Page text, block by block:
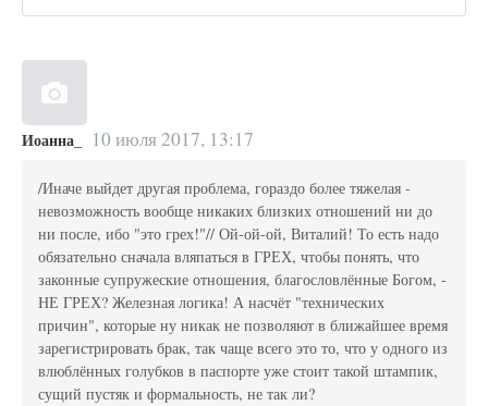
Иоанна_ 10 июля 2017, 13:17
/Иначе выйдет другая проблема, гораздо более тяжелая -
невозможность вообще никаких близких отношений ни до
ни после, ибо "это грех!"// Ой-ой-ой, Виталий! То есть надо
обязательно сначала вляпаться в ГРЕХ, чтобы понять, что
законные супружеские отношения, благословлённые Богом, -
НЕ ГРЕХ? Железная логика! А насчёт "технических
причин", которые ну никак не позволяют в ближайшее время
зарегистрировать брак, так чаще всего это то, что у одного из
влюблённых голубков в паспорте уже стоит такой штампик,
сущий пустяк и формальность, не так ли?